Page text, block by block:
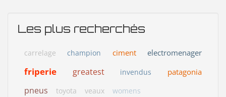
Les plus recherchés
carrelage champion ciment electromenager
friperie greatest invendus patagonia
pneus toyota veaux womens